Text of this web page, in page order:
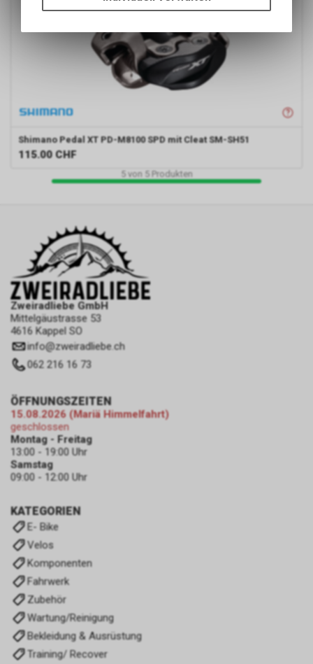
Shimano Pedal XT PD-M8100 SPD mit Cleat SM-SH51
115.00 CHF
5von 5Produkten
Zweiradliebe GmbH
Mittelgäustrasse 53
4616 Kappel SO
info@zweiradliebe.ch
062 216 16 73
KATEGORIEN
E- Bike
Velos
Komponenten
Fahrwerk
Zubehör
Wartung/Reinigung
Bekleidung & Ausrüstung
Training/ Recover
ÖFFNUNGSZEITEN
15.08.2026 (Mariä Himmelfahrt)
geschlossen
Montag - Freitag
13:00 - 19:00 Uhr
Samstag
09:00 - 12:00 Uhr
Funktionen unseres Online-
des Warenkorbs, zu
ermöglichen. Bitte beachten Sie,
dass die gespeicherten Daten
keinerlei Rückschlüsse auf Ihre